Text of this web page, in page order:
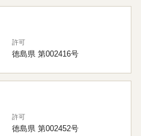
許可
徳島県 第002416号
許可
徳島県 第002452号